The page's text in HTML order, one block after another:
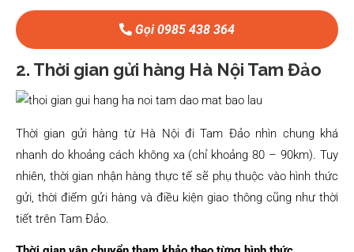
Gọi 0985 438 364
2. Thời gian gửi hàng Hà Nội Tam Đảo
Thời gian gửi hàng từ Hà Nội đi Tam Đảo nhìn chung khá
nhanh do khoảng cách không xa (chỉ khoảng 80 – 90km). Tuy
nhiên, thời gian nhận hàng thực tế sẽ phụ thuộc vào hình thức
gửi, thời điểm gửi hàng và điều kiện giao thông cũng như thời
tiết trên Tam Đảo.